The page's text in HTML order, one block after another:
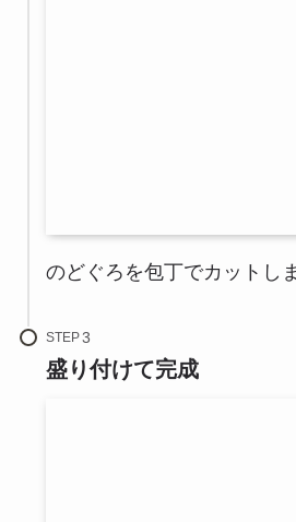
のどぐろを包丁でカットし
STEP
盛り付けて完成